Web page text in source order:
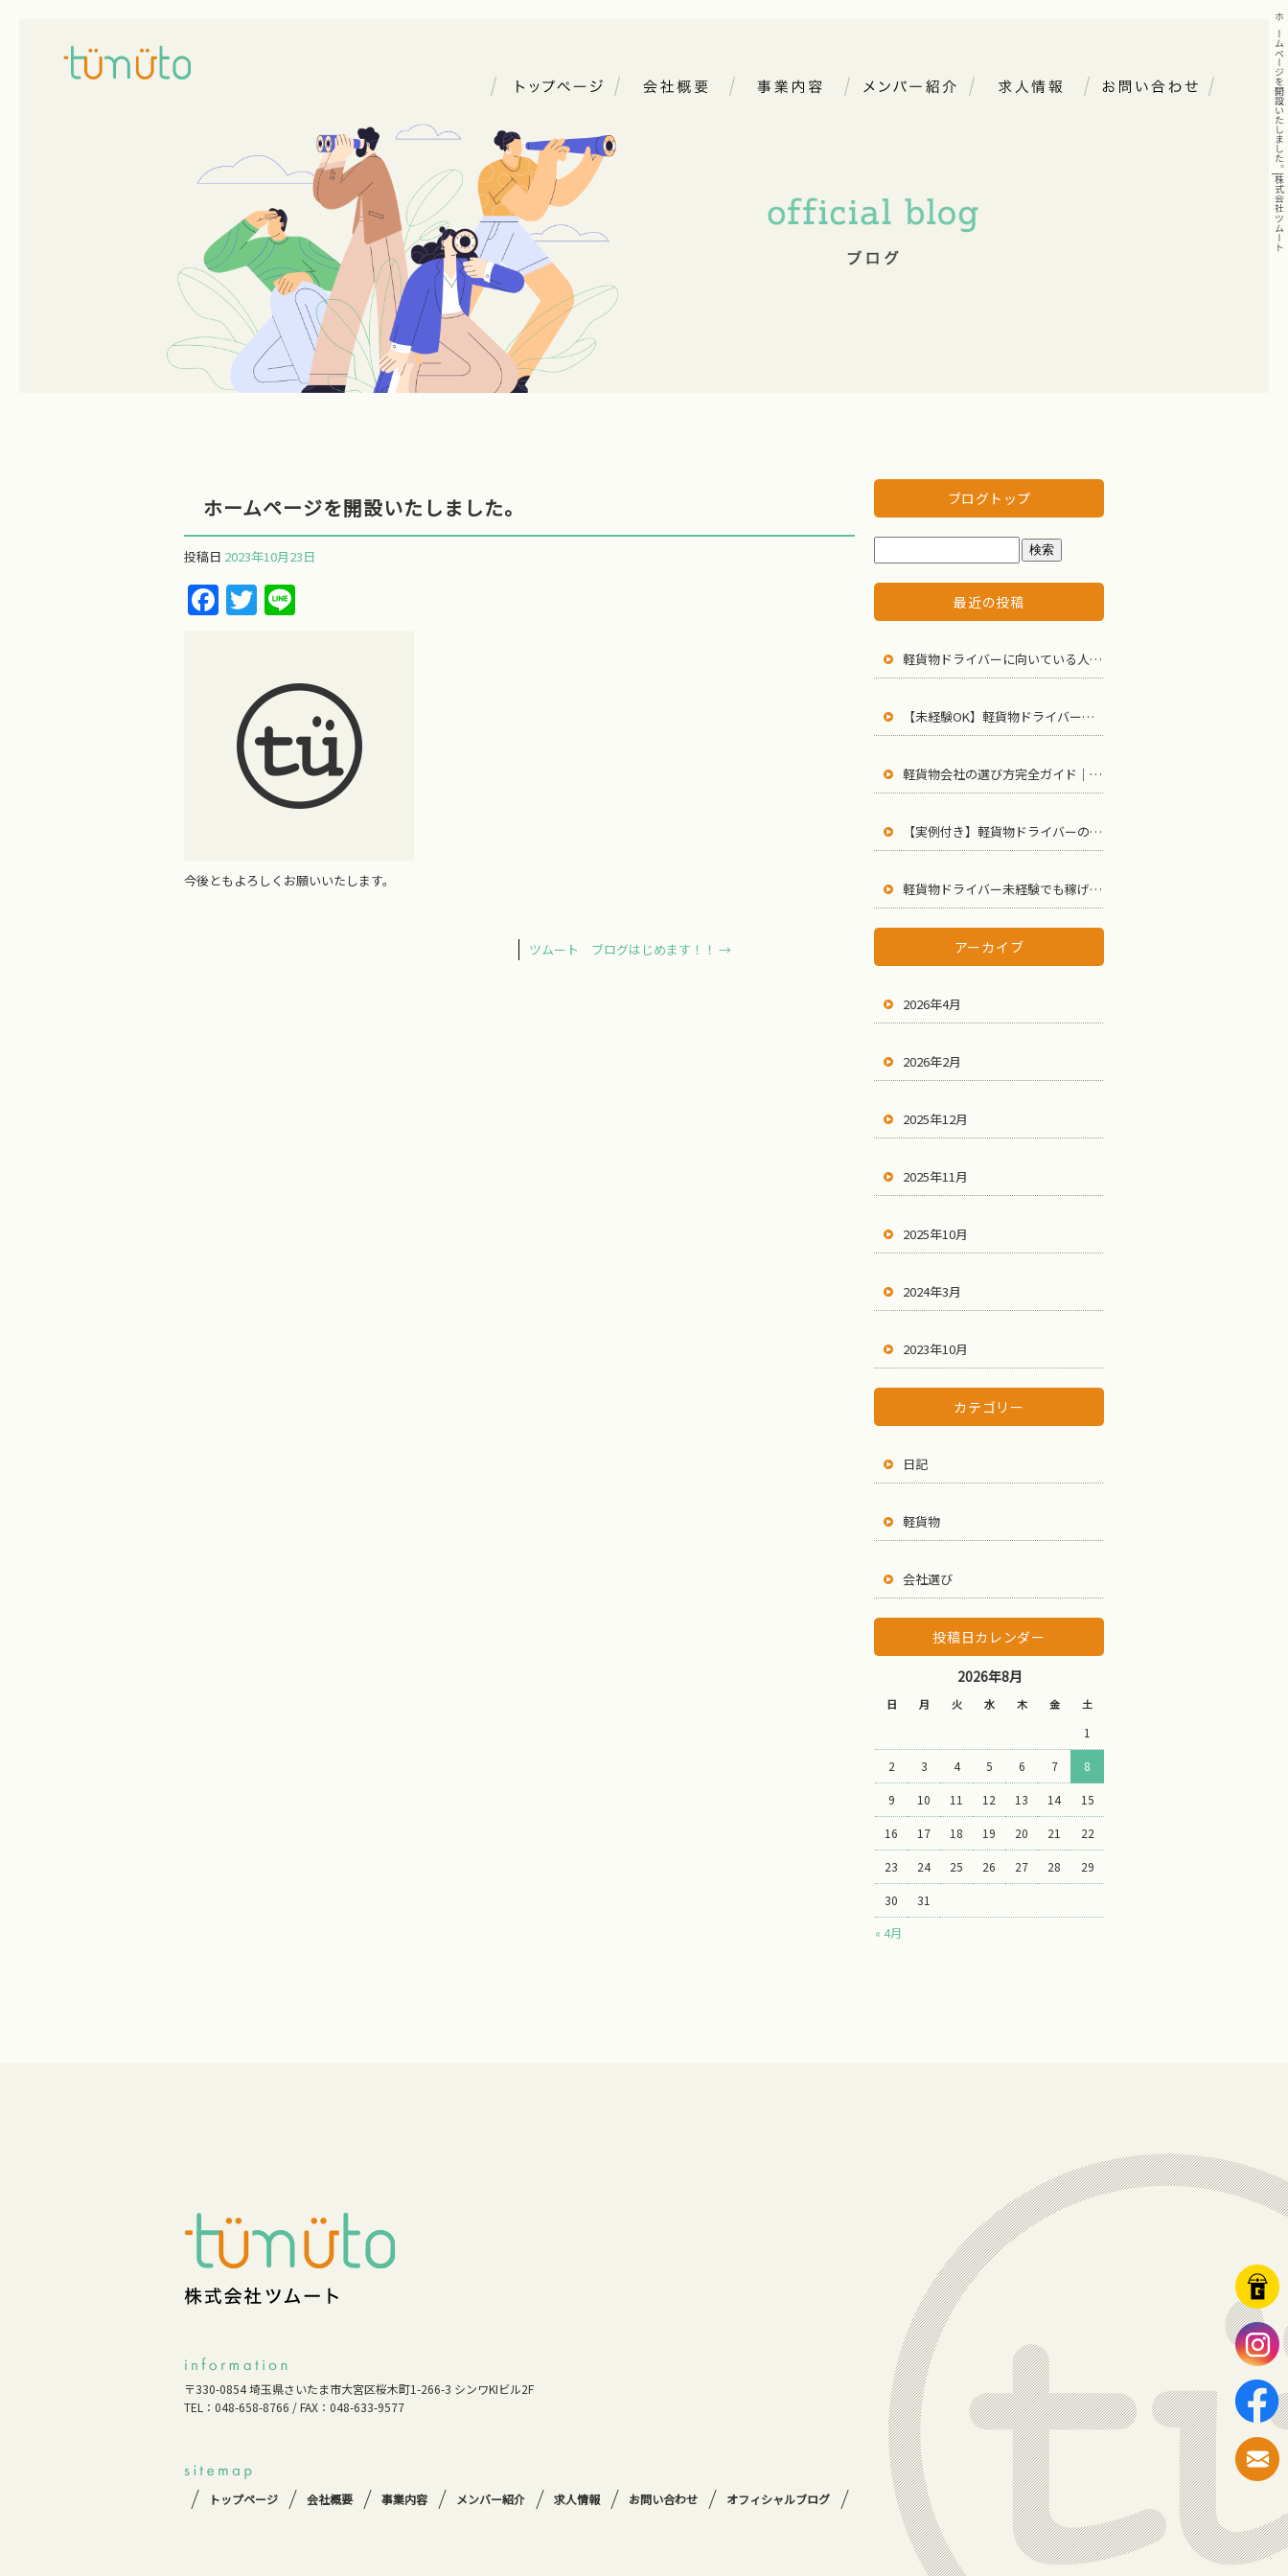
ホームページを開設いたしました。|株式会社ツムート
ホームページを開設いたしました。
投稿日 2023年10月23日
F
a
o
T
w
er
今後ともよろしくお願いいたします。
ツムート ブログはじめます！！ →
ブログトップ
最近の投稿
軽貨物ドライバーに向いている人・向いていない人の特徴とは？
【未経験OK】軽貨物ドライバーの始め方｜よくある5つの不安を解消
軽貨物会社の選び方完全ガイド｜失敗しない7つのチェックポイントとブラック企業の見分け方
【実例付き】軽貨物ドライバーの1日の流れとは？未経験から始めた先輩の本音を大公開！
軽貨物ドライバー未経験でも稼げる？向き不向きと失敗しない始め方！
アーカイブ
2026年4月
2026年2月
2025年12月
2025年11月
2025年10月
2024年3月
2023年10月
カテゴリー
日記
軽貨物
会社選び
投稿日カレンダー
2026年8月
日 月 火 水 木 金 土
« 4月
1
2 3 4 5 6 7 8
9 10 11 12 13 14 15
16 17 18 19 20 21 22
23 24 25 26 27 28 29
30 31
トップページ 会社概要 事業内容 メンバー紹介 求人情報 お問い合わせ オフィシャルブログ
〒330-0854 埼玉県さいたま市大宮区桜木町1-266-3 シンワKIビル2F
TEL：048-658-8766 / FAX：048-633-9577